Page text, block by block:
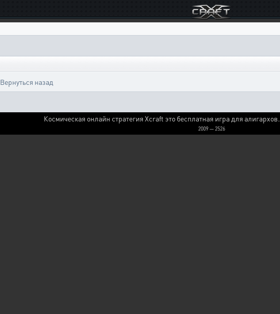
Вернуться назад
Космическая онлайн стратегия Xcraft это бесплатная игра для алигархов.
2009 — 2526